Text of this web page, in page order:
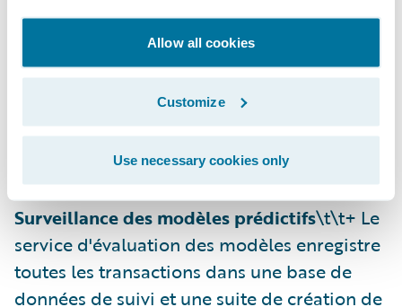
Allow all cookies
Customize
Use necessary cookies only
transformations de variables et de
personnaliser la réponse API du modèle en
utilisant un kit d'outils de rédaction de
scripts au sein de la solution ;
\t\t + Combinaison de plusieurs modèles
prédictifs en un seul, pour une plus grande
précision et un meilleur aperçu.
Surveillance des modèles prédictifs\t\t+ Le
service d'évaluation des modèles enregistre
toutes les transactions dans une base de
données de suivi et une suite de création de